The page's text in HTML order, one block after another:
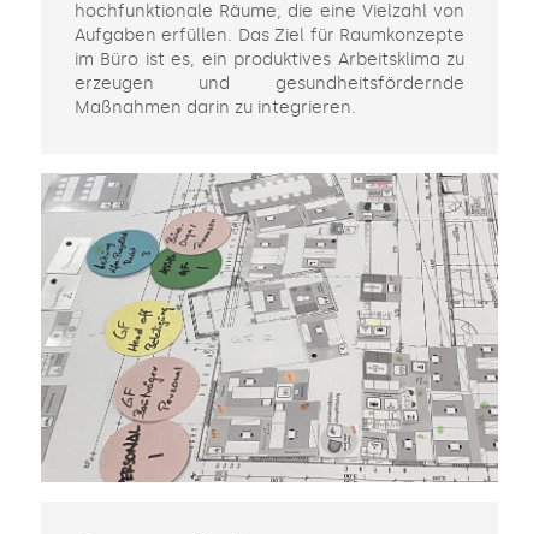
hochfunktionale Räume, die eine Vielzahl von
Aufgaben erfüllen. Das Ziel für Raumkonzepte
im Büro ist es, ein produktives Arbeitsklima zu
erzeugen und gesundheitsfördernde
Maßnahmen darin zu integrieren.